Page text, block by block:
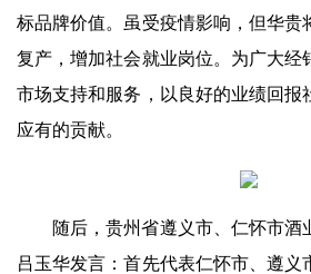
标品牌价值。虽受疫情影响，但华贵
复产，增加社会就业岗位。为广大经
市场支持和服务，以良好的业绩回报
应有的贡献。
随后，贵州省遵义市、仁怀市酒
吕玉华发言：首先代表仁怀市、遵义